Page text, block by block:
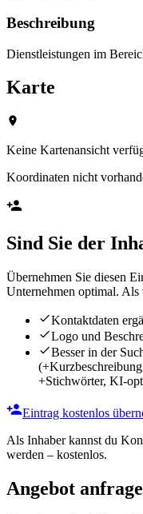
Beschreibung
Dienstleistungen im
Karte
Keine Kartenansicht
Koordinaten nicht
Sind Sie der
Übernehmen Sie diesen
Unternehmen optimal.
Kontaktdaten
Logo und
Besser in der
+Stichwörter, KI-
Eintrag kostenlos
Als Inhaber kannst du
werden – kostenlos.
Angebot